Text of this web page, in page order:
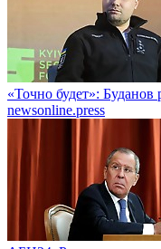
«Точно будет»:
newsonline.press